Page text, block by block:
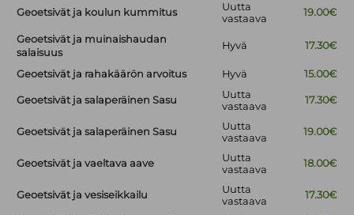
Geoetsivät ja koulun kummitus
Uutta
vastaava
19.00€
Geoetsivät ja muinaishaudan
salaisuus
Hyvä 17.30€
Geoetsivät ja rahakäärön arvoitus Hyvä 15.00€
Geoetsivät ja salaperäinen Sasu
Uutta
vastaava
17.30€
Geoetsivät ja salaperäinen Sasu
Uutta
vastaava
19.00€
Geoetsivät ja vaeltava aave
Uutta
vastaava
18.00€
Geoetsivät ja vesiseikkailu
Uutta
vastaava
17.30€